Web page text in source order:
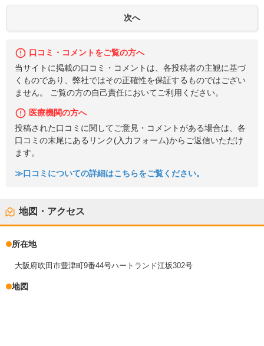
口コミ・コメントをご覧の方へ
当サイトに掲載の口コミ・コメントは、各投稿者の主観に基づ
くものであり、弊社ではその正確性を保証するものではござい
ません。 ご覧の方の自己責任においてご利用ください。
医療機関の方へ
投稿された口コミに関してご意見・コメントがある場合は、各
口コミの末尾にあるリンク(入力フォーム)からご返信いただけ
ます。
≫口コミについての詳細はこちらをご覧ください。
地図・アクセス
所在地
大阪府吹田市豊津町9番44号ハートランド江坂302号
地図